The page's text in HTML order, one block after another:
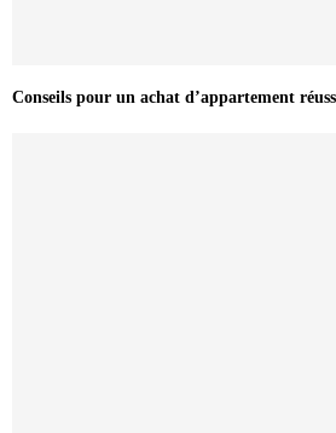
Conseils pour un achat d’appartement